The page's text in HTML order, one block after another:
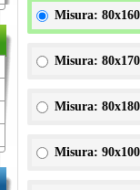
Misura:
Misura:
Misura:
Misura: